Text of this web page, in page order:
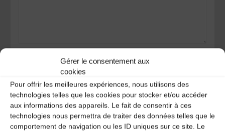
Gérer le consentement aux
cookies
Pour offrir les meilleures expériences, nous utilisons des
technologies telles que les cookies pour stocker et/ou accéder
aux informations des appareils. Le fait de consentir à ces
technologies nous permettra de traiter des données telles que le
comportement de navigation ou les ID uniques sur ce site. Le
Save my name, email, and site URL in my browser for next